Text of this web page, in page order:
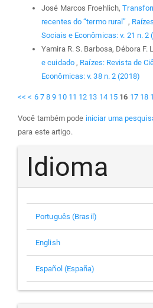
José Marcos Froehlich,
recentes do “termo rural” ,
Sociais e Econômicas: v. 21 n. 2
Yamira R. S. Barbosa, Débora F.
e cuidado , Raízes: Revista de
Econômicas: v. 38 n. 2 (2018)
<< < 6 7 8 9 10 11 12 13 14 15 16 17 18
Você também pode iniciar uma
para este artigo.
Idioma
Português (Brasil)
English
Español (España)